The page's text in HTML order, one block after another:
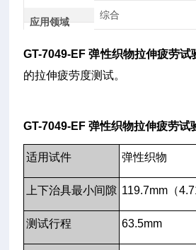
应用领域
综合
GT-7049-EF 弹性织物拉伸疲劳试
的拉伸疲劳度测试。
GT-7049-EF 弹性织物拉伸疲劳试
适用试件 弹性织物
上下治具最小间隙 119.7mm（
测试行程 63.5mm